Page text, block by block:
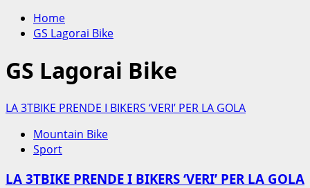
Home
GS Lagorai Bike
GS Lagorai Bike
LA 3TBIKE PRENDE I BIKERS ‘VERI’ PER LA GOLA
Mountain Bike
Sport
LA 3TBIKE PRENDE I BIKERS ‘VERI’ PER LA GOLA